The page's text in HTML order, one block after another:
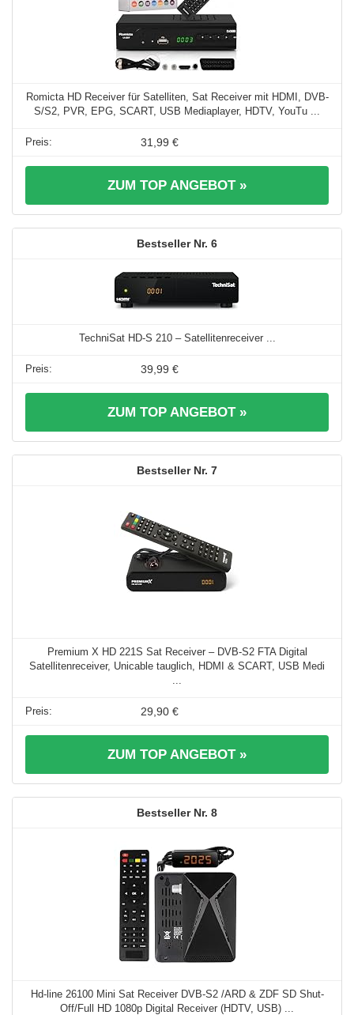
Romicta HD Receiver für Satelliten, Sat Receiver mit HDMI, DVB-
S/S2, PVR, EPG, SCART, USB Mediaplayer, HDTV, YouTu ...
31,99 €
ZUM TOP ANGEBOT »
6
TechniSat HD-S 210 – Satellitenreceiver ...
39,99 €
ZUM TOP ANGEBOT »
7
Premium X HD 221S Sat Receiver – DVB-S2 FTA Digital
Satellitenreceiver, Unicable tauglich, HDMI & SCART, USB Medi
...
29,90 €
ZUM TOP ANGEBOT »
8
Hd-line 26100 Mini Sat Receiver DVB-S2 /ARD & ZDF SD Shut-
Off/Full HD 1080p Digital Receiver (HDTV, USB) ...